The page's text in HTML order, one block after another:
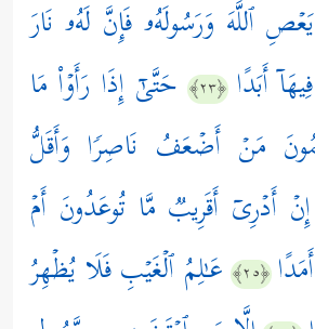
ٱللَّهَ وَرَسُولَهُۥ فَإِنَّ لَهُۥ نَارَ
أَبَدًا ﴿٢٣﴾
حَتَّىٰۤ إِذَا رَأَوۡاْ مَا
مَنۡ أَضۡعَفُ نَاصِرࣰا وَأَقَلُّ
أَدۡرِیۤ أَقَرِیبࣱ مَّا تُوعَدُونَ أَمۡ
﴿٢٥﴾
عَـٰلِمُ ٱلۡغَیۡبِ فَلَا یُظۡهِرُ